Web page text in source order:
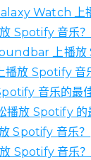
Watch 上
Spotify 音乐？
上播
播放 Spotify 音
音乐的最
播放 Spotify 的
Spotify 音乐？
Spotify 音乐？